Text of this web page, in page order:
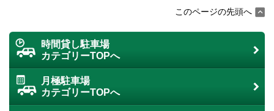
このページの先頭へ
時間貸し駐車場
カテゴリーTOPへ
月極駐車場
カテゴリーTOPへ